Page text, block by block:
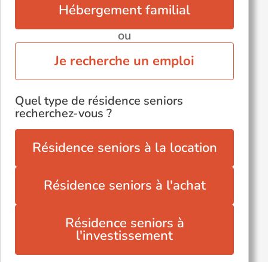
Hébergement familial
ou
Je recherche un emploi
Quel type de résidence seniors
recherchez-vous ?
Résidence seniors à la location
Résidence seniors à l'achat
Résidence seniors à
l'investissement